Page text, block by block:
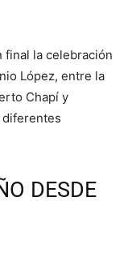
final la celebración
López, entre la
Chapí y
diferentes
DESDE